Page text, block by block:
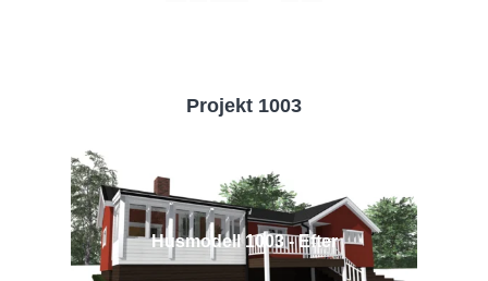
Projekt 1003
Husmodell 1003 - Efter